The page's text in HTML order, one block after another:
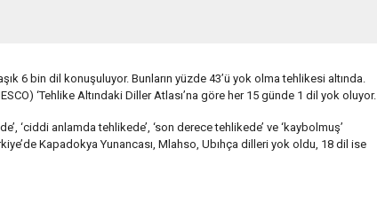
6 bin dil konuşuluyor. Bunların yüzde 43’ü yok olma tehlikesi altında.
‘Tehlike Altındaki Diller Atlası’na göre her 15 günde 1 dil yok oluyor.
‘ciddi anlamda tehlikede’, ‘son derece tehlikede’ ve ‘kaybolmuş’
Kapadokya Yunancası, Mlahso, Ubıhça dilleri yok oldu, 18 dil ise